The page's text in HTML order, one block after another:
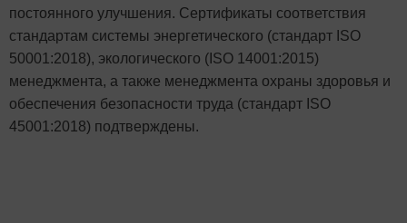
постоянного улучшения. Сертификаты соответствия
стандартам системы энергетического (стандарт ISO
50001:2018), экологического (ISO 14001:2015)
менеджмента, а также менеджмента охраны здоровья и
обеспечения безопасности труда (стандарт ISO
45001:2018) подтверждены.